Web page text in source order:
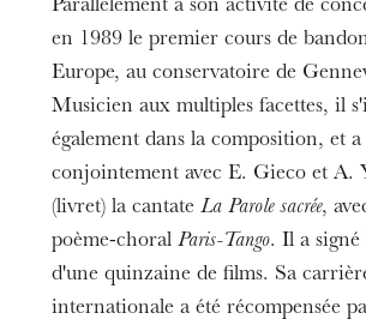
Parallèlement à son activité de
en 1989 le premier cours de
Europe, au conservatoire de
Musicien aux multiples facettes, il
également dans la composition, et
conjointement avec E. Gieco et A.
(livret) la cantateLa Parole sacrée,
poème-choralParis-Tango. Il a signé
d'une quinzaine de films. Sa
internationale a été récompensée